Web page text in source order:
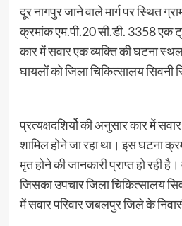
दूर नागपुर जाने वाले मार्ग पर स्थित
क्रमांक एम.पी.20 सी.डी. 3358 एक
कार में सवार एक व्यक्ति की घटना स्थल
घायलों को जिला चिकित्सालय सिवनी
प्रत्यक्षदशिर्यो की अनुसार कार में
शामिल होने जा रहा था। इस घटना
मृत होने की जानकारी प्राप्त हो रही
जिसका उपचार जिला चिकित्सालय
में सवार परिवार जबलपुर जिले के